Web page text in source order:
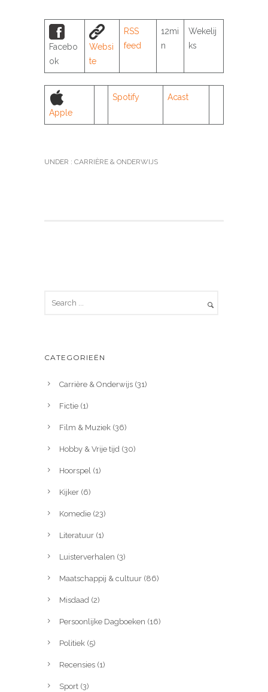
Facebo
ok
Websi
te
RSS
feed
12mi
n
Wekelij
ks
Apple
Spotify Acast
UNDER : CARRIÈRE & ONDERWIJS
CATEGORIEËN
Carrière & Onderwijs (31)
Fictie (1)
Film & Muziek (36)
Hobby & Vrije tijd (30)
Hoorspel (1)
Kijker (6)
Komedie (23)
Literatuur (1)
Luisterverhalen (3)
Maatschappij & cultuur (86)
Misdaad (2)
Persoonlijke Dagboeken (16)
Politiek (5)
Recensies (1)
Sport (3)